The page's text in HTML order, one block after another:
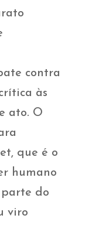
contra
às
ato. O
que é o
humano
do
viro